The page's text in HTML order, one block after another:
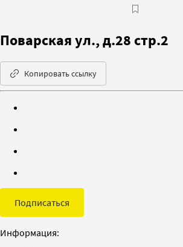
Поварская ул., д.28 стр.2
Копировать ссылку
Подписаться
Информация: